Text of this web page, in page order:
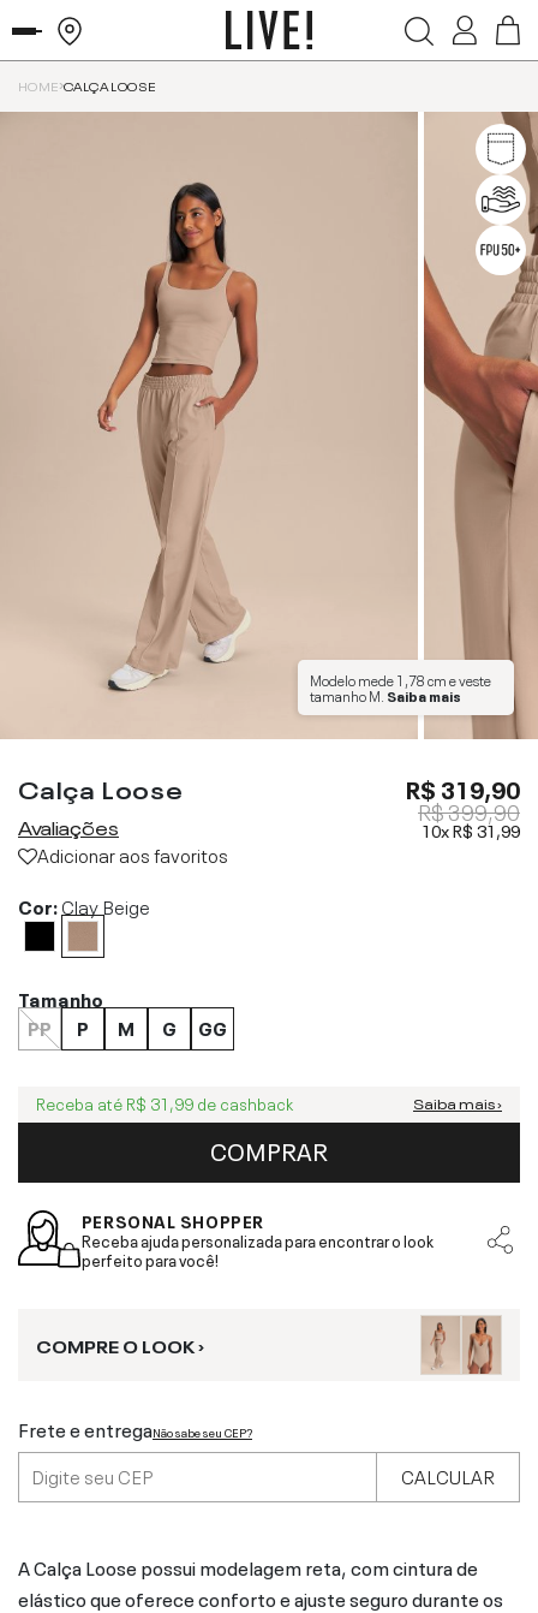
HOME CALÇA LOOSE
Modelo mede1,78 cme veste
tamanhoM Saiba mais
Calça Loose
Avaliações
Adicionar aos favoritos
R$ 319,90
R$ 399,90
10xR$ 31,99
Cor:Clay Beige
Tamanho
PP
P M G GG
Receba até R$ 31,99 de cashback Saiba mais ›
COMPRAR
PERSONAL SHOPPER
Receba ajuda personalizada para encontrar o look
perfeito para você!
COMPRE O LOOK ›
Frete e entregaNão sabe seu CEP?
CALCULAR
A Calça Loose possui modelagem reta, com cintura de
elástico que oferece conforto e ajuste seguro durante os